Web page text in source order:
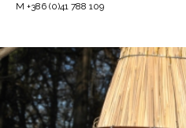
M +386 (0)41 788 109